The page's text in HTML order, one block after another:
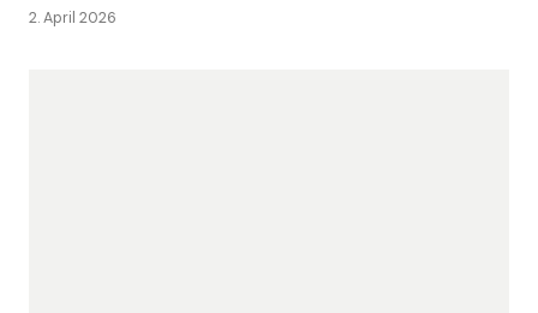
2. April 2026